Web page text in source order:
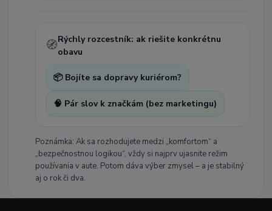
🧭Rýchly rozcestník: ak riešite konkrétnu
obavu
📦 Bojíte sa dopravy kuriérom?
🧠 Pár slov k značkám (bez marketingu)
Poznámka: Ak sa rozhodujete medzi „komfortom“ a
„bezpečnostnou logikou“, vždy si najprv ujasnite režim
používania v aute. Potom dáva výber zmysel – a je stabilný
aj o rok či dva.